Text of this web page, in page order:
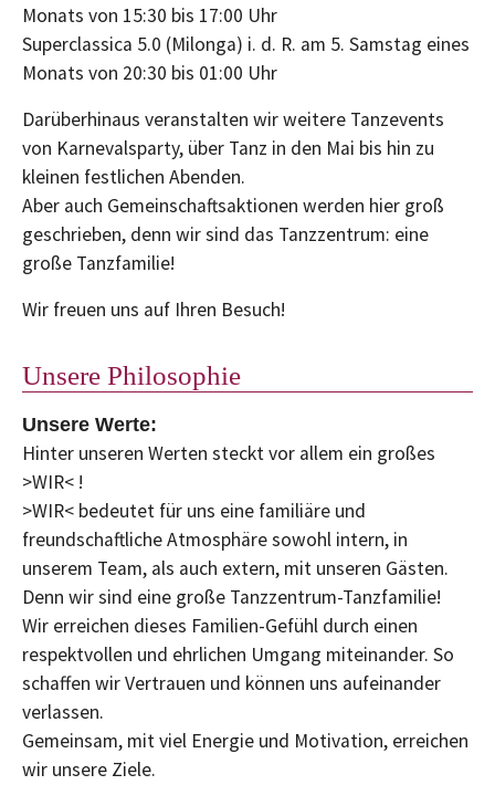
Monats von 15:30 bis 17:00 Uhr
Superclassica 5.0 (Milonga) i. d. R. am 5. Samstag eines
Monats von 20:30 bis 01:00 Uhr
Darüberhinaus veranstalten wir weitere Tanzevents
von Karnevalsparty, über Tanz in den Mai bis hin zu
kleinen festlichen Abenden.
Aber auch Gemeinschaftsaktionen werden hier groß
geschrieben, denn wir sind das Tanzzentrum: eine
große Tanzfamilie!
Wir freuen uns auf Ihren Besuch!
Unsere Philosophie
Unsere Werte:
Hinter unseren Werten steckt vor allem ein großes
>WIR< !
>WIR< bedeutet für uns eine familiäre und
freundschaftliche Atmosphäre sowohl intern, in
unserem Team, als auch extern, mit unseren Gästen.
Denn wir sind eine große Tanzzentrum-Tanzfamilie!
Wir erreichen dieses Familien-Gefühl durch einen
respektvollen und ehrlichen Umgang miteinander. So
schaffen wir Vertrauen und können uns aufeinander
verlassen.
Gemeinsam, mit viel Energie und Motivation, erreichen
wir unsere Ziele.